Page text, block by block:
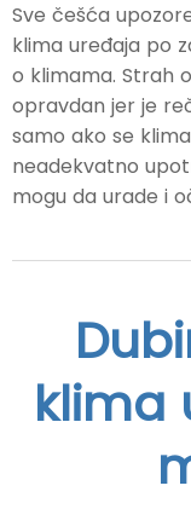
Sve češća
klima uređaja po
o klimama. Strah
opravdan jer je
samo ako se
neadekvatno
mogu da urade i
klima